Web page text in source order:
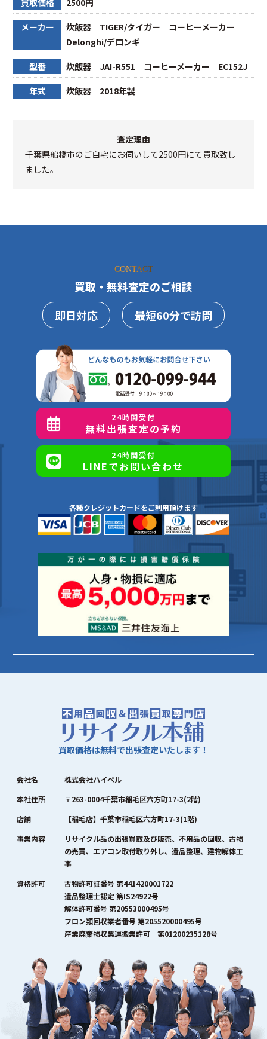
メーカー
炊飯器 TIGER/タイガー コーヒーメーカー
Delonghi/デロンギ
型番 炊飯器 JAI-R551 コーヒーメーカー EC152J
年式 炊飯器 2018年製
査定理由
千葉県船橋市のご自宅にお伺いして2500円にて買取致し
ました。
CONTACT
買取・無料査定のご相談
即日対応
最短60分で訪問
24時間受付
無料出張査定の予約
24時間受付
LINEでお問い合わせ
各種クレジットカードをご利用頂けます
買取価格は無料で出張査定いたします！
会社名
株式会社ハイペル
本社住所
〒263-0004千葉市稲毛区六方町17-3(2階)
店舗
【稲毛店】千葉市稲毛区六方町17-3(1階)
事業内容
リサイクル品の出張買取及び販売、不用品の回収、古物
の売買、エアコン取付取り外し、遺品整理、建物解体工
事
資格許可
古物許可証番号 第441420001722
遺品整理士認定 第IS24922号
解体許可番号 第20553000495号
フロン類回収業者番号 第205520000495号
産業廃棄物収集運搬業許可 第01200235128号